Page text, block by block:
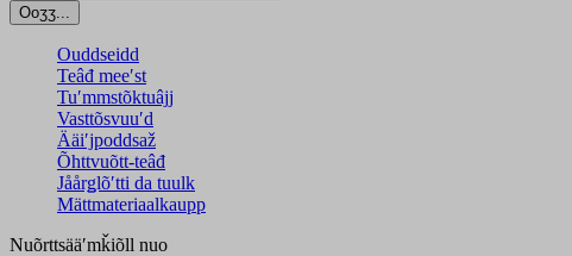
Ooʒʒ...
Ouddseidd
Teâđ meeʹst
Tuʹmmstõktuâjj
Vasttõsvuuʹd
Ääiʹjpoddsaž
Õhttvuõtt-teâđ
Jåårǥlõʹtti da tuulk
Mättmateriaalkaupp
Nuõrttsääʹmǩiõll nuo